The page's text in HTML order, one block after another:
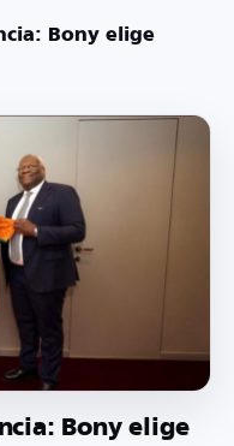
Bony elige
Bony elige